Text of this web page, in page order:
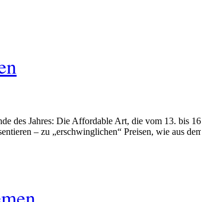
des Jahres: Die Affordable Art, die vom 13. bis
– zu „erschwinglichen“ Preisen, wie aus